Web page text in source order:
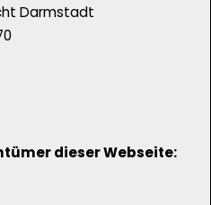
Darmstadt
dieser Webseite: